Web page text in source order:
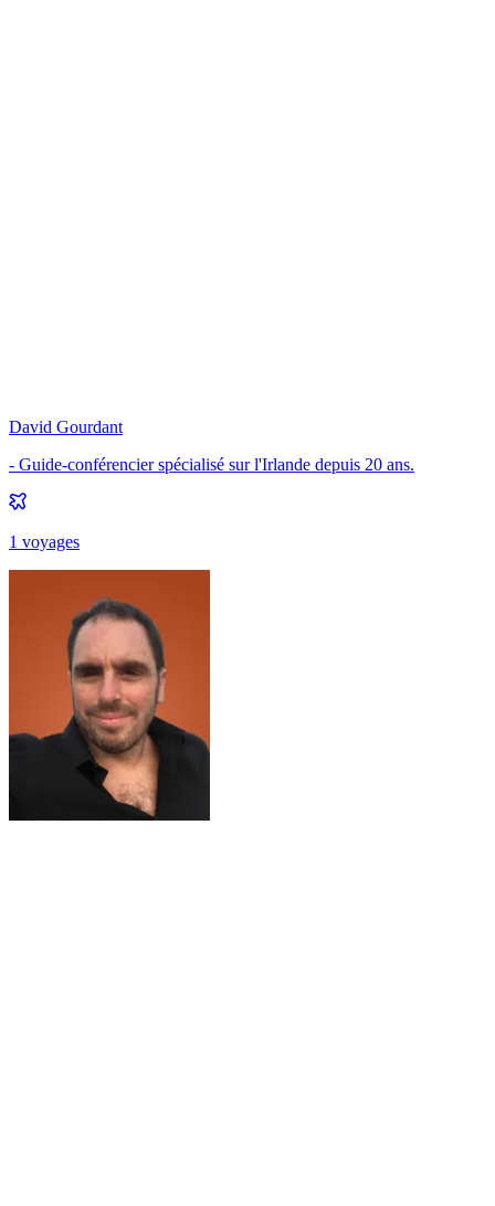
David Gourdant
- Guide-conférencier spécialisé sur l'Irlande depuis 20 ans.
1 voyages